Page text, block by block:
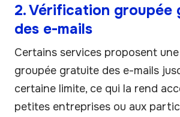
2. Vérification groupée
des e-mails
Certains services proposent
groupée gratuite des e-mails
certaine limite, ce qui la rend
petites entreprises ou aux